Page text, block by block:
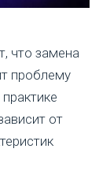
что замена
проблему
от